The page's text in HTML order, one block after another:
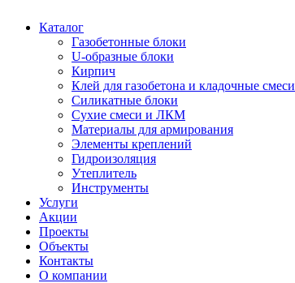
Каталог
Газобетонные блоки
U-образные блоки
Кирпич
Клей для газобетона и кладочные смеси
Силикатные блоки
Сухие смеси и ЛКМ
Материалы для армирования
Элементы креплений
Гидроизоляция
Утеплитель
Инструменты
Услуги
Акции
Проекты
Объекты
Контакты
О компании